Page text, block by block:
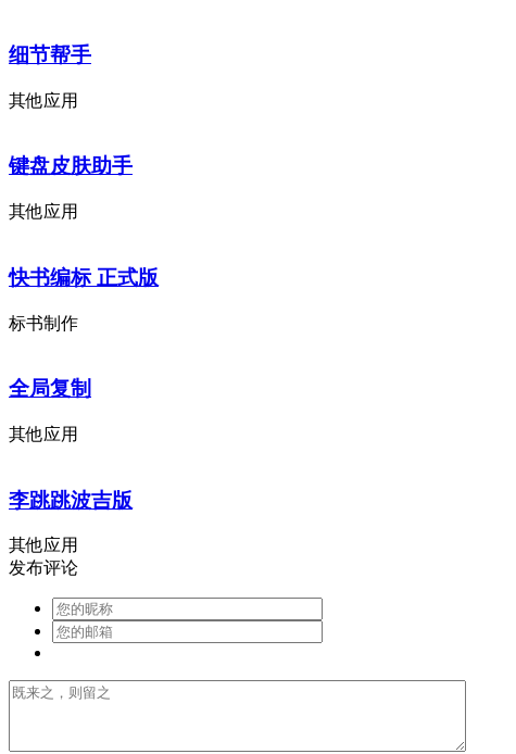
细节帮手
其他应用
键盘皮肤助手
其他应用
快书编标 正式版
标书制作
全局复制
其他应用
李跳跳波吉版
其他应用
发布评论